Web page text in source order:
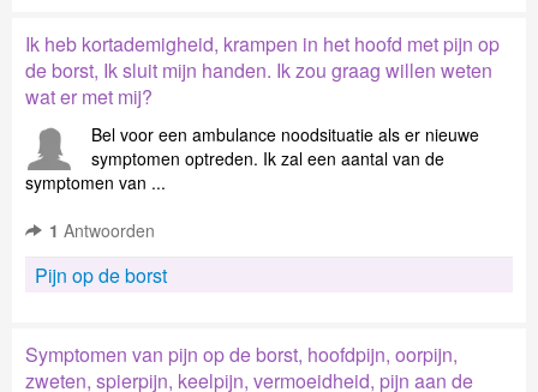
Ik heb kortademigheid, krampen in het hoofd met pijn op
de borst, Ik sluit mijn handen. Ik zou graag willen weten
wat er met mij?
Bel voor een ambulance noodsituatie als er nieuwe
symptomen optreden. Ik zal een aantal van de
symptomen van ...
1 Antwoorden
Pijn op de borst
Symptomen van pijn op de borst, hoofdpijn, oorpijn,
zweten, spierpijn, keelpijn, vermoeidheid, pijn aan de